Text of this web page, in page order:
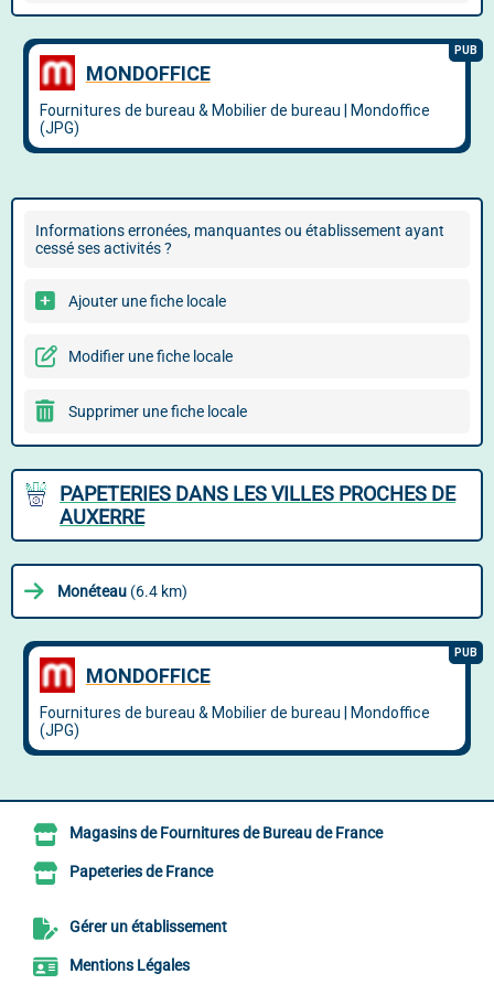
Informations erronées, manquantes ou établissement ayant
cessé ses activités ?
Ajouter une fiche locale
Modifier une fiche locale
Supprimer une fiche locale
PAPETERIES DANS LES VILLES PROCHES DE
AUXERRE
Monéteau (6.4 km)
Magasins de Fournitures de Bureau de France
Papeteries de France
Gérer un établissement
Mentions Légales